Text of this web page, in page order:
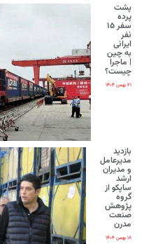
پشت
پرده
سفر ۱۵
نفر
ایرانی‌
به چین
| ماجرا
چیست؟
۲۱ بهمن ۱۴۰۴
بازدید
مدیرعامل
و مدیران
ارشد
ساپکو از
گروه
پژوهش
صنعت
مدرن
۱۸ بهمن ۱۴۰۴